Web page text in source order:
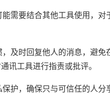
需要结合其他工具使用，对
及时回复他人的消息，避免
讯工具进行指责或批评。
护，确保只与可信任的人分